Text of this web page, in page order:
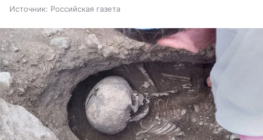
Источник: Российская газета